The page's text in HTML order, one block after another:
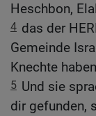
Heschbon,
4 das der
Gemeinde
Knechte
5 Und sie
dir gefunden,